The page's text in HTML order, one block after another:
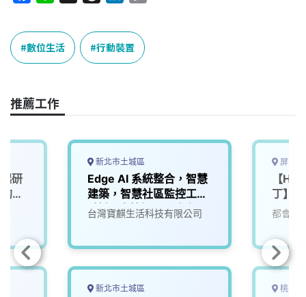
c
e
b
o
k
n
e
r
e
a
n
k
e
n
k
數位生活 行動裝置
推薦工作
研
未
新北市土城區
Edge AI 系統整合，智慧
建築，智慧社區監控工程
_技師/半技師及工務人員
台灣寶麒生活科技有限公司
新北市土城區
屏東
【
丁】
都會生
桃園